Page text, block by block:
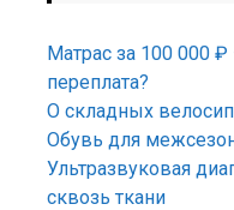
Матрас за 100 000
переплата?
О складных
Обувь для
Ультразвуковая
сквозь ткани